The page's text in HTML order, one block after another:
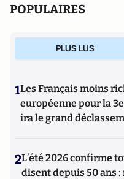
POPULAIRES
PLUS LUS
1Les Français moins
européenne pour la
ira le grand
2L’été 2026 confirme
disent depuis 50 ans